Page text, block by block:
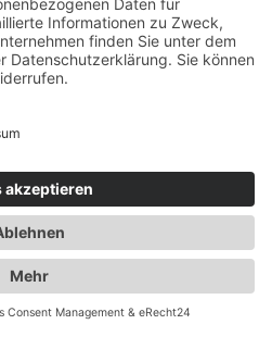
Räumlichkeiten an der
1
Geburtstag
Speditionshofes um 4000 qm
der Lagerfläche auf knapp
eines